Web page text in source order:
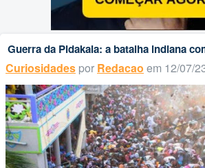
Guerra da Pidakala: a batalha indiana
Curiosidades por Redacao em 12/07/